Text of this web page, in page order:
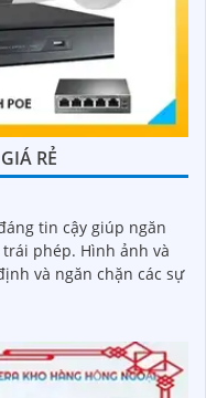
RẺ
tin cậy giúp ngăn
Hình ảnh và
và ngăn chặn các sự